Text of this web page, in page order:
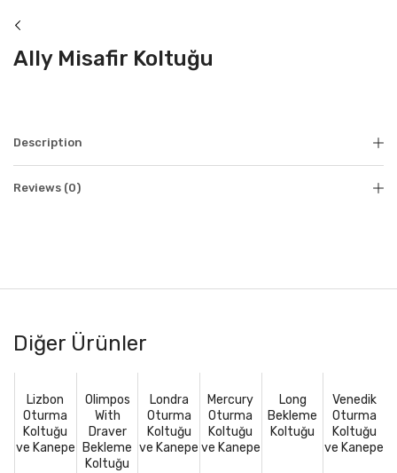
Ally Misafir Koltuğu
Description
Reviews (0)
Diğer Ürünler
Lizbon
Oturma
Koltuğu
ve Kanepe
Olimpos
With
Draver
Bekleme
Koltuğu
Londra
Oturma
Koltuğu
ve Kanepe
Mercury
Oturma
Koltuğu
ve Kanepe
Long
Bekleme
Koltuğu
Venedik
Oturma
Koltuğu
ve Kanepe